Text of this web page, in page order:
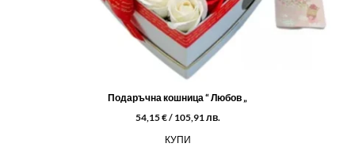
Подаръчна кошница “ Любов „
54,15€/ 105,91 лв.
КУПИ